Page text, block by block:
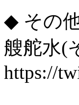
◆ その
艘舵水(
https://